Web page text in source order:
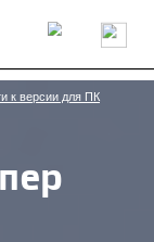
Архитекторы
Мнение
к версии для ПК